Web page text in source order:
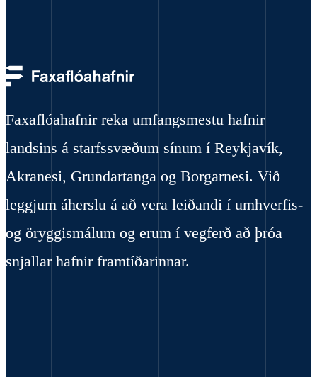
Faxaflóahafnir reka umfangsmestu hafnir
landsins á starfssvæðum sínum í Reykjavík,
Akranesi, Grundartanga og Borgarnesi. Við
leggjum áherslu á að vera leiðandi í umhverfis-
og öryggismálum og erum í vegferð að þróa
snjallar hafnir framtíðarinnar.